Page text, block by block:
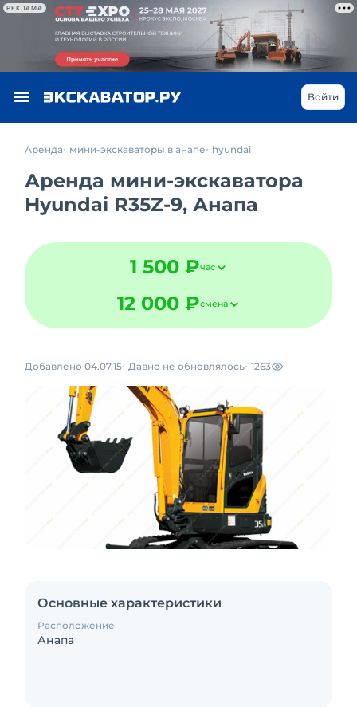
РЕКЛАМА
Войти
Аренда мини-экскаваторы в анапе hyundai
Аренда мини-экскаватора
Hyundai R35Z-9, Анапа
1 500 ₽час
12 000 ₽смена
Добавлено 04.07.15 Давно не обновлялось 1263
Основные характеристики
Расположение
Анапа